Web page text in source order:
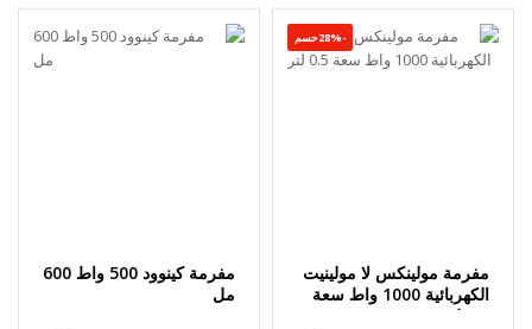
-28%حسم
مفرمة مولينكس لا مولينيت
الكهربائية 1000 واط سعة
مفرمة كينوود 500 واط 600
مل